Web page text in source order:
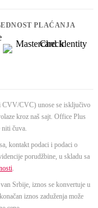
PLAĆANJA
CVV/CVC) unose se isključivo
kroz naš sajt. Office Plus
čuva.
kontakt podaci i podaci o
porudžbine, u skladu sa
.
Srbije, iznos se konvertuje u
iznos zaduženja može